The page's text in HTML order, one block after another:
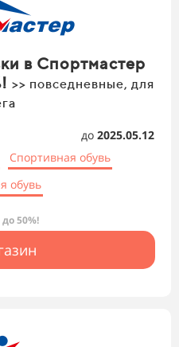
в Спортмастер
>> повседневные, для
до 2025.05.12
Спортивная обувь
обувь
50%!